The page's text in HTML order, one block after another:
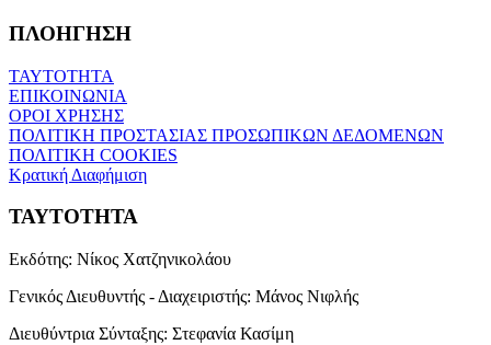
ΠΛΟΗΓΗΣΗ
ΤΑΥΤΟΤΗΤΑ
ΕΠΙΚΟΙΝΩΝΙΑ
ΟΡΟΙ ΧΡΗΣΗΣ
ΠΟΛΙΤΙΚΗ ΠΡΟΣΤΑΣΙΑΣ ΠΡΟΣΩΠΙΚΩΝ ΔΕΔΟΜΕΝΩΝ
ΠΟΛΙΤΙΚΗ COOKIES
Κρατική Διαφήμιση
ΤΑΥΤΟΤΗΤΑ
Εκδότης: Νίκος Χατζηνικολάου
Γενικός Διευθυντής - Διαχειριστής: Μάνος Νιφλής
Διευθύντρια Σύνταξης: Στεφανία Κασίμη